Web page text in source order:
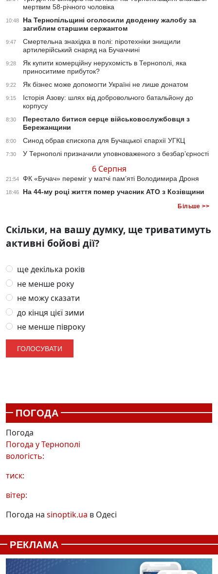
мертвим 58-річного чоловіка
10:48
На Тернопільщині оголосили дводенну жалобу за
загиблим старшим сержантом
9:47
Смертельна знахідка в полі: піротехніки знищили
артилерійський снаряд на Бучаччині
9:28
Як купити комерційну нерухомість в Тернополі, яка
приноситиме прибуток?
9:22 Як бізнес може допомогти Україні не лише донатом
9:15
Історія Азову: шлях від добровольчого батальйону до
корпусу
8:30
Перестало битися серце військовослужбовця з
Бережанщини
8:00 Синод обрав єпископа для Бучацької єпархії УГКЦ
7:30 У Тернополі призначили уповноваженого з безбар’єрності
6 Серпня
21:54 ФК «Бучач» переміг у матчі пам’яті Володимира Дроня
18:46 На 44-му році життя помер учасник АТО з Козівщини
Більше >>
Скільки, на вашу думку, ще триватимуть
активні бойові дії?
ще декілька років
не менше року
не можу сказати
до кінця цієї зими
не менше півроку
ПОГОДА
Погода
Погода уТернополі
вологість:
тиск:
вітер:
Погода на sinoptik.ua в Одесі
РЕКЛАМА